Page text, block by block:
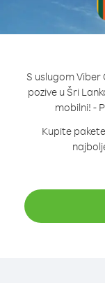
S uslugom
pozive u Šri
mobilni! -
Kupite